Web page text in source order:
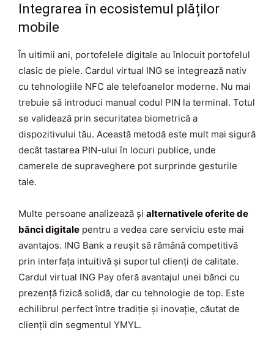
Integrarea în ecosistemul plăților
mobile
În ultimii ani, portofelele digitale au înlocuit portofelul
clasic de piele. Cardul virtual ING se integrează nativ
cu tehnologiile NFC ale telefoanelor moderne. Nu mai
trebuie să introduci manual codul PIN la terminal. Totul
se validează prin securitatea biometrică a
dispozitivului tău. Această metodă este mult mai sigură
decât tastarea PIN-ului în locuri publice, unde
camerele de supraveghere pot surprinde gesturile
tale.
Multe persoane analizează și alternativele oferite de
bănci digitale pentru a vedea care serviciu este mai
avantajos. ING Bank a reușit să rămână competitivă
prin interfața intuitivă și suportul clienți de calitate.
Cardul virtual ING Pay oferă avantajul unei bănci cu
prezență fizică solidă, dar cu tehnologie de top. Este
echilibrul perfect între tradiție și inovație, căutat de
clienții din segmentul YMYL.